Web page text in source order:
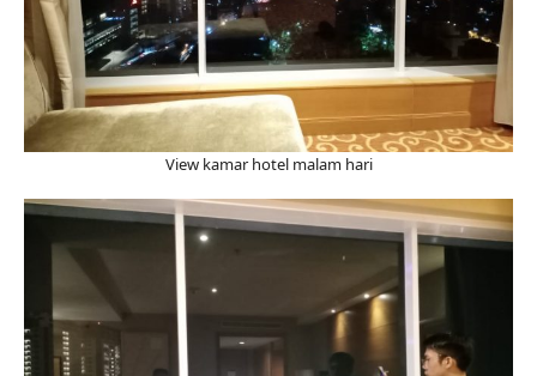
View kamar hotel malam hari